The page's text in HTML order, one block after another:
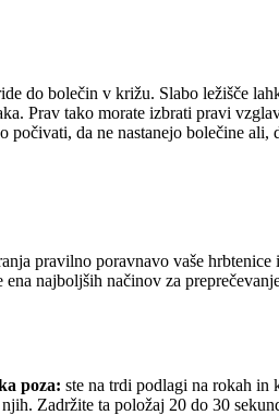
do bolečin v križu. Slabo ležišče
Prav tako morate izbrati pravi
da ne nastanejo bolečine ali,
pravilno poravnavo vaše
najboljših načinov za
poza: ste na trdi podlagi na rokah in
Zadržite ta položaj 20 do 30